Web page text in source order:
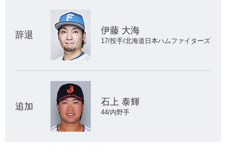
辞退 伊藤 大海
17/投手/北海道日本ハムファイターズ
追加 石上 泰輝
44/内野手